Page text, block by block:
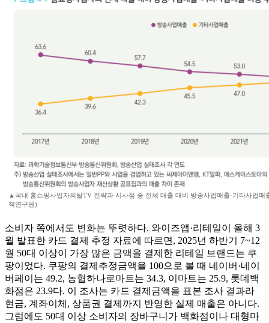
▲국내 홈쇼핑사업자의탈TV 전략과 시사점 중 전체 매출 대비 방송사업매출·기타사업매
책연구원)
소비자 쪽에서도 변화는 뚜렷하다. 와이즈앱·리테일이 올해 3
월 발표한 카드 결제 추정 자료에 따르면, 2025년 하반기 7~12
월 50대 이상이 가장 많은 금액을 결제한 리테일 브랜드는 쿠
팡이었다. 쿠팡의 결제추정금액을 100으로 볼 때 네이버·네이
버페이는 49.2, 농협하나로마트는 34.3, 이마트는 25.9, 롯데백
화점은 23.9다. 이 조사는 카드 결제금액을 표본 조사 결과라
현금, 계좌이체, 상품권 결제까지 반영한 실제 매출은 아니다.
그럼에도 50대 이상 소비자의 장바구니가 백화점이나 대형마